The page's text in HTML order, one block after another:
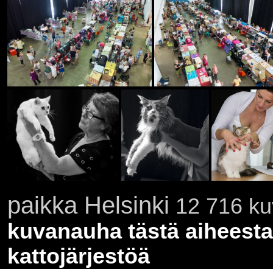
paikka Helsinki 12 716
kuvanauha tästä aiheesta
kattojärjestöä